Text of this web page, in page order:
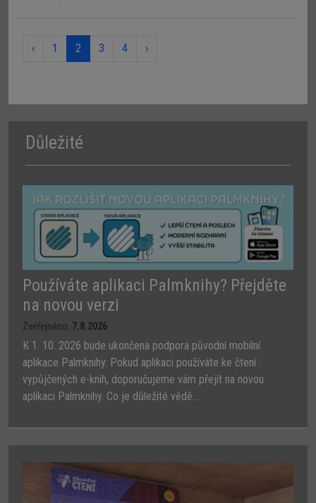
‹ 1 2 3 4 ›
Důležité
Používáte aplikaci Palmknihy? Přejděte
na novou verzi
Zveřejněno: 7.8.2026
K 1. 10. 2026 bude ukončena podpora původní mobilní
aplikace Palmknihy. Pokud aplikaci používáte ke čtení
vypůjčených e-knih, doporučujeme vám přejít na novou
aplikaci Palmknihy. Co je důležité vědě...